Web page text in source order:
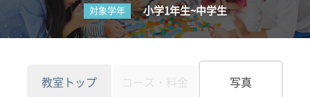
対象学年 小学1年生~中学生
教室トップ コース・料金 写真